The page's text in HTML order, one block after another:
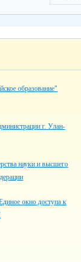
образование"
г. Улан-
науки и высшего
окно доступа к